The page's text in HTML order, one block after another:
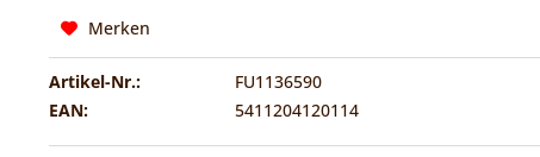
Merken
Artikel-Nr.:
FU1136590
EAN:
5411204120114